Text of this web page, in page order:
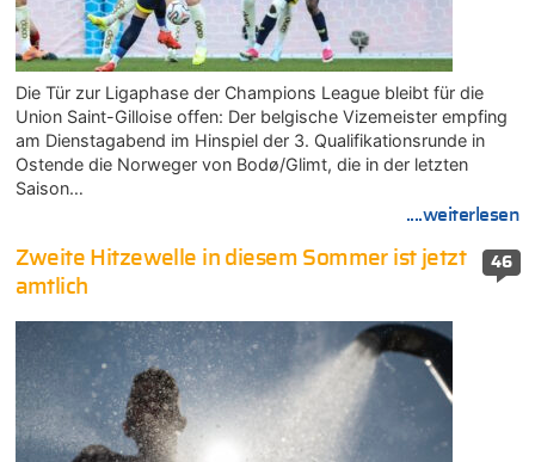
Die Tür zur Ligaphase der Champions League bleibt für die
Union Saint-Gilloise offen: Der belgische Vizemeister empfing
am Dienstagabend im Hinspiel der 3. Qualifikationsrunde in
Ostende die Norweger von Bodø/Glimt, die in der letzten
Saison…
....weiterlesen
46
Zweite Hitzewelle in diesem Sommer ist jetzt
amtlich